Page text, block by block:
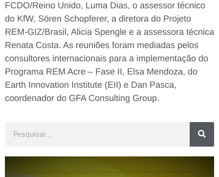
FCDO/Reino Unido, Luma Dias, o assessor técnico
do KfW, Sören Schopferer, a diretora do Projeto
REM-GIZ/Brasil, Alicia Spengle e a assessora técnica
Renata Costa. As reuniões foram mediadas pelos
consultores internacionais para a implementação do
Programa REM Acre – Fase II, Elsa Mendoza, do
Earth Innovation Institute (EII) e Dan Pasca,
coordenador do GFA Consulting Group.